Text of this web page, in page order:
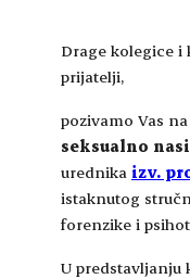
Drage kolegice i
prijatelji,
pozivamo Vas
seksualno
urednika izv.
istaknutog
forenzike i
U predstavljanju